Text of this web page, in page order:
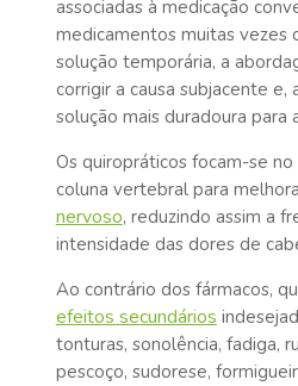
associadas à medicação
medicamentos muitas vezes
solução temporária, a
corrigir a causa subjacente e,
solução mais duradoura para
Os quiropráticos focam-se
coluna vertebral para
nervoso, reduzindo assim a
intensidade das dores de
Ao contrário dos fármacos,
efeitos secundários
tonturas, sonolência, fadiga,
pescoço, sudorese,